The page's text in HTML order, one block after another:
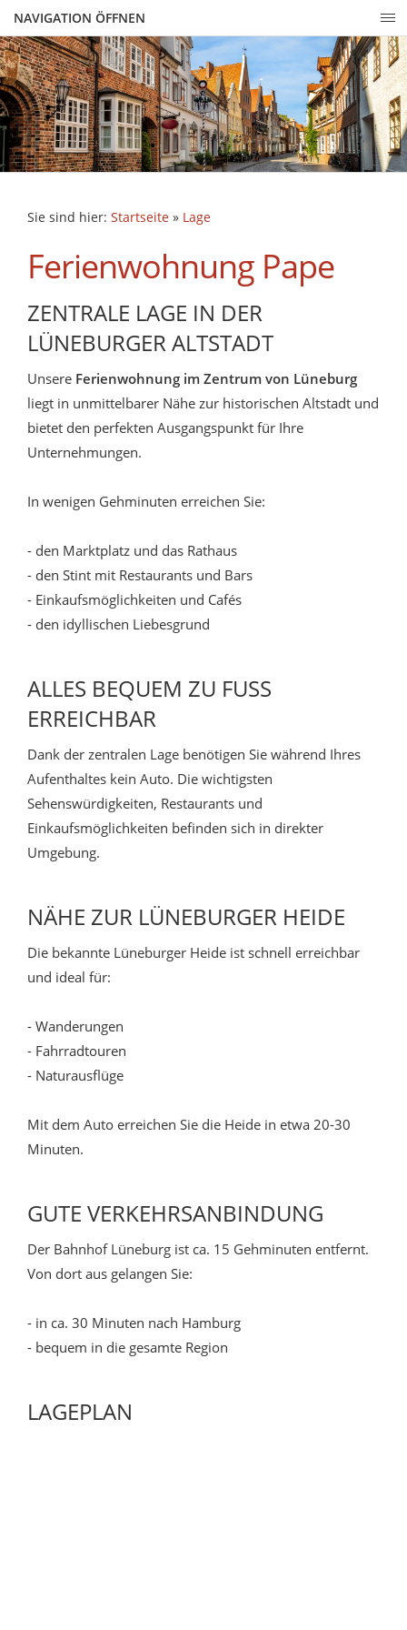
NAVIGATION ÖFFNEN
Sie sind hier: Startseite » Lage
Ferienwohnung Pape
ZENTRALE LAGE IN DER
LÜNEBURGER ALTSTADT
Unsere Ferienwohnung im Zentrum von Lüneburg
liegt in unmittelbarer Nähe zur historischen Altstadt und
bietet den perfekten Ausgangspunkt für Ihre
Unternehmungen.
In wenigen Gehminuten erreichen Sie:
- den Marktplatz und das Rathaus
- den Stint mit Restaurants und Bars
- Einkaufsmöglichkeiten und Cafés
- den idyllischen Liebesgrund
ALLES BEQUEM ZU FUSS E
RREICHBAR
Dank der zentralen Lage benötigen Sie während Ihres
Aufenthaltes kein Auto. Die wichtigsten
Sehenswürdigkeiten, Restaurants und
Einkaufsmöglichkeiten befinden sich in direkter
Umgebung.
NÄHE ZUR LÜNEBURGER HEIDE
Die bekannte Lüneburger Heide ist schnell erreichbar
und ideal für:
- Wanderungen
- Fahrradtouren
- Naturausflüge
Mit dem Auto erreichen Sie die Heide in etwa 20-30
Minuten.
GUTE VERKEHRSANBINDUNG
Der Bahnhof Lüneburg ist ca. 15 Gehminuten entfernt.
Von dort aus gelangen Sie:
- in ca. 30 Minuten nach Hamburg
- bequem in die gesamte Region
LAGEPLAN